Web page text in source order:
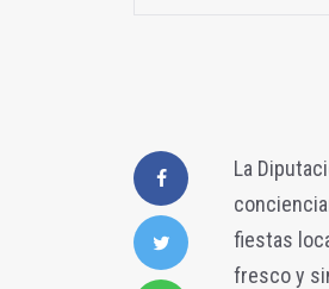
La
fiestas
fresco y